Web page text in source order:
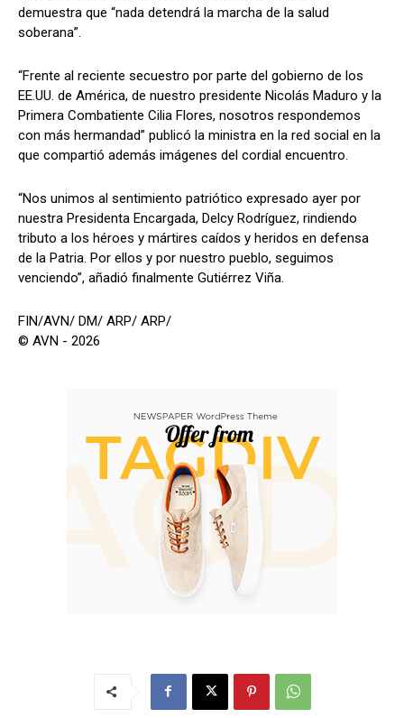
demuestra que “nada detendrá la marcha de la salud
soberana”.
“Frente al reciente secuestro por parte del gobierno de los
EE.UU. de América, de nuestro presidente Nicolás Maduro y la
Primera Combatiente Cilia Flores, nosotros respondemos
con más hermandad” publicó la ministra en la red social en la
que compartió además imágenes del cordial encuentro.
“Nos unimos al sentimiento patriótico expresado ayer por
nuestra Presidenta Encargada, Delcy Rodríguez, rindiendo
tributo a los héroes y mártires caídos y heridos en defensa
de la Patria. Por ellos y por nuestro pueblo, seguimos
venciendo”, añadió finalmente Gutiérrez Viña.
FIN/AVN/ DM/ ARP/ ARP/
© AVN - 2026